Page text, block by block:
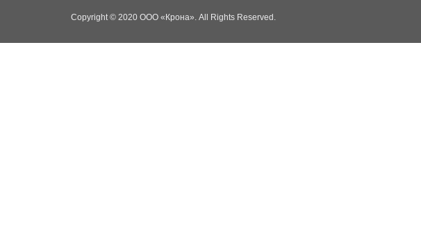
Copyright © 2020 ООО «Крона». All Rights Reserved.
Facebook
YoutubeInstagram